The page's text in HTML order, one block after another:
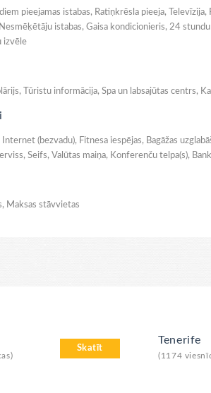
pieejamas istabas, Ratiņkrēsla pieeja,
istabas, Gaisa kondicionieris, 24
izvēle
Tūristu informācija, Spa un labsajūtas centrs,
(bezvadu), Fitnesa iespējas, Bagāžas
Seifs, Valūtas maiņa, Konferenču telpa(s),
Maksas stāvvietas
Skatīt
Tenerife
(1174